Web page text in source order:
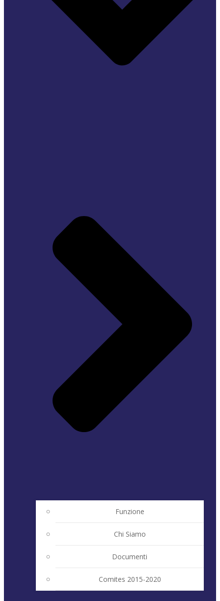
Funzione
Chi Siamo
Documenti
Comites 2015-2020